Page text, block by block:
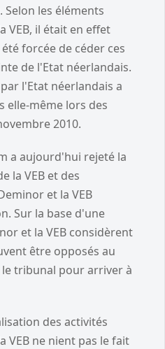
Selon les éléments
VEB, il était en effet
forcée de céder ces
de l'Etat néerlandais.
l'Etat néerlandais a
elle-même lors des
2010.
a aujourd'hui rejeté la
la VEB et des
et la VEB
Sur la base d'une
et la VEB considèrent
être opposés au
tribunal pour arriver à
des activités
VEB ne nient pas le fait